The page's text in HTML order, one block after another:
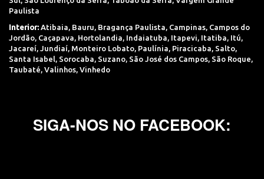
Paulista
Interior: Atibaia, Bauru, Bragança Paulista, Campinas, Campos do
Jordão, Caçapava, Hortolandia, Indaiatuba, Itapevi, Itatiba, Itú,
Jacareí, Jundiaí, Monteiro Lobato, Paulínia, Piracicaba, Salto,
Santa Isabel, Sorocaba, Suzano, São José dos Campos, São Roque,
Taubaté, Valinhos, Vinhedo
SIGA-NOS NO FACEBOOK: